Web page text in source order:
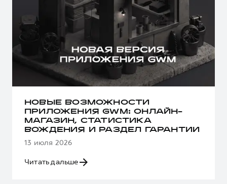
НОВЫЕ ВОЗМОЖНОСТИ
ПРИЛОЖЕНИЯ GWM: ОНЛАЙН-
МАГАЗИН, СТАТИСТИКА
ВОЖДЕНИЯ И РАЗДЕЛ ГАРАНТИИ
13 июля 2026
Читать дальше